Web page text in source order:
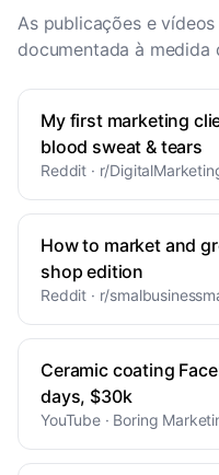
As publicações e
documentada à medida
My first marketing
blood sweat & tears
Reddit · r/
How to market and
shop edition
Reddit · r/
Ceramic coating
days, $30k
YouTube · Boring